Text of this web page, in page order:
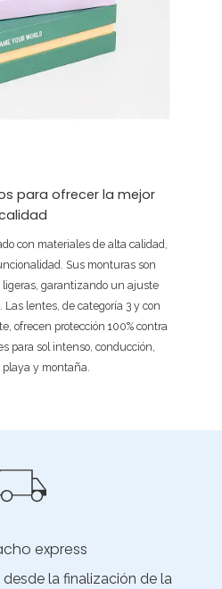
para ofrecer la mejor
con materiales de alta calidad,
Sus monturas son
ligeras, garantizando un ajuste
Las lentes, de categoría 3 y con
ofrecen protección 100% contra
para sol intenso, conducción,
playa y montaña.
express
desde la finalización de la